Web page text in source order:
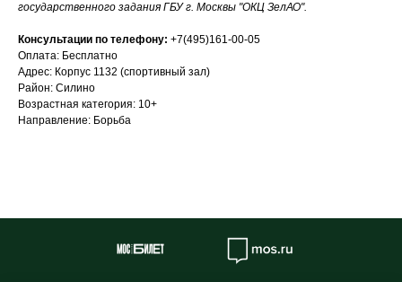
государственного задания ГБУ г. Москвы "ОКЦ ЗелАО".
Консультации по телефону: +7(495)161-00-05
Оплата: Бесплатно
Адрес: Корпус 1132 (спортивный зал)
Район: Силино
Возрастная категория: 10+
Направление: Борьба